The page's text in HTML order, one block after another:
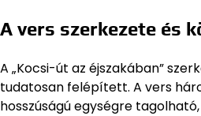
A vers szerkezete és
A „Kocsi-út az éjszakában”
tudatosan felépített. A vers
hosszúságú egységre